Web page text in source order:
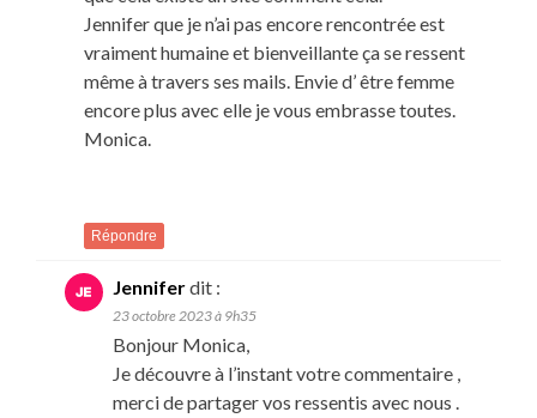
Jennifer que je n’ai pas encore rencontrée est
vraiment humaine et bienveillante ça se ressent
même à travers ses mails. Envie d’ être femme
encore plus avec elle je vous embrasse toutes.
Monica.
Répondre
Jenniferdit :
23 octobre 2023 à 9h35
Bonjour Monica,
Je découvre à l’instant votre commentaire ,
merci de partager vos ressentis avec nous .